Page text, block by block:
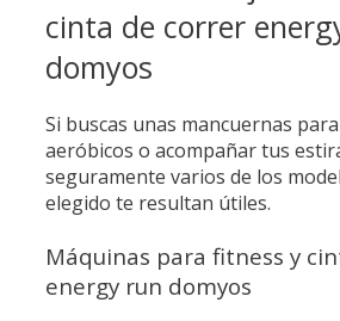
cinta de correr
domyos
Si buscas unas mancuernas
aeróbicos o acompañar tus
seguramente varios de los
elegido te resultan útiles.
Máquinas para fitness y
energy run domyos